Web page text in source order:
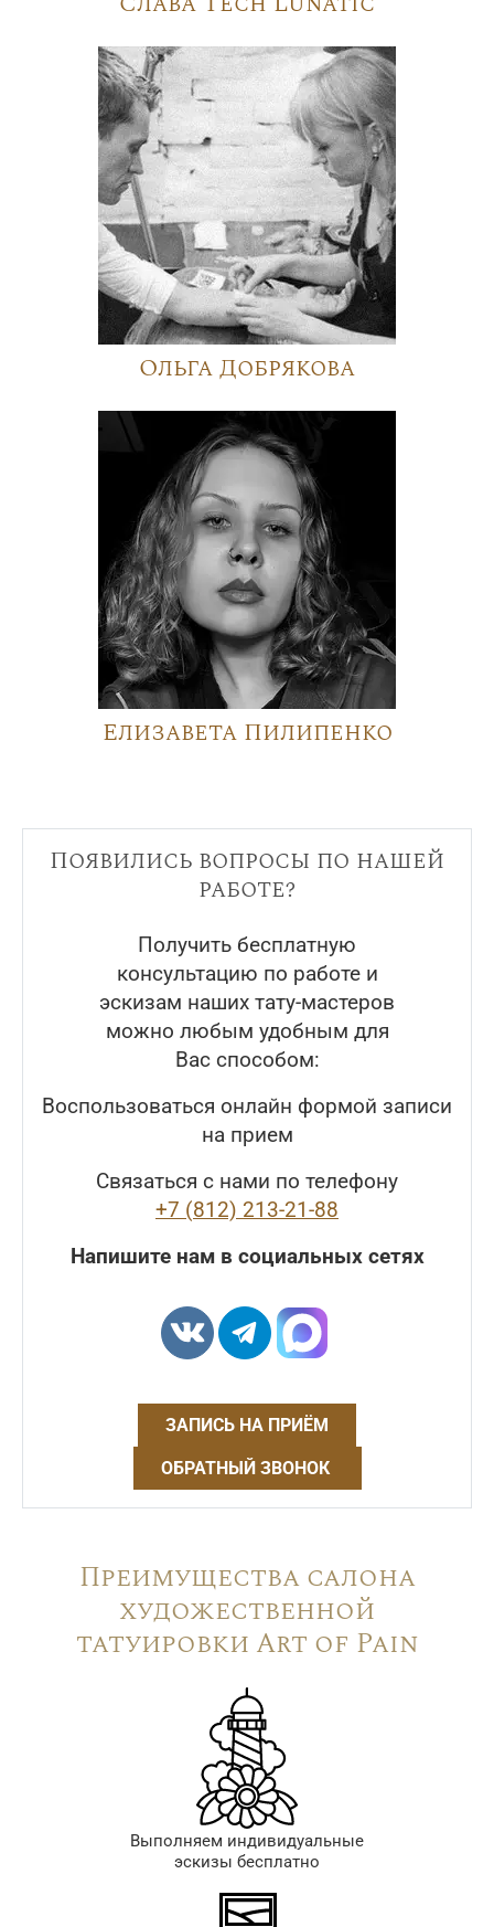
Ольга Добрякова
Елизавета Пилипенко
Появились вопросы по нашей
работе?
Получить бесплатную
консультацию по работе и
эскизам наших тату-мастеров
можно любым удобным для
Вас способом:
Воспользоваться онлайн формой записи
на прием
Связаться с нами по телефону
+7 (812) 213-21-88
Напишите нам в социальных сетях
ЗАПИСЬ НА ПРИЁМ
ОБРАТНЫЙ ЗВОНОК
Преимущества салона
художественной
татуировки Art of Pain
Выполняем индивидуальные
эскизы бесплатно